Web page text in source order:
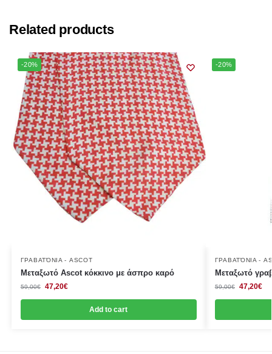
Related products
-20%
ΓΡΑΒΑΤΌΝΙΑ - ASCOT
Μεταξωτό Ascot κόκκινο με άσπρο καρό
59,00€ 47,20€
Add to cart
-20%
ΓΡΑΒΑΤΌΝΙΑ -
Μεταξωτό
59,00€ 47,20€